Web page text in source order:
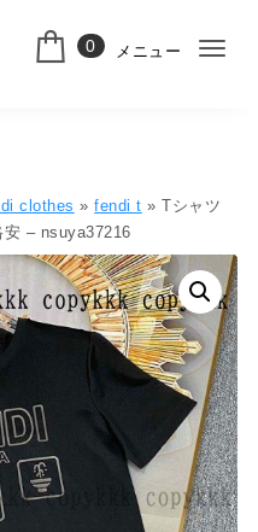
0 メニュー
ナ
ョ
ン
切
り
替
え
clothes »fendi t » Tシャツ
– nsuya37216